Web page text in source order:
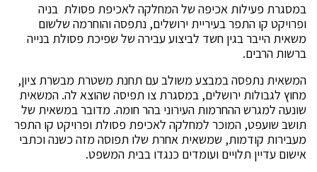
במסגרת פעילות אכיפה של המחלקה לאכיפת פסולת בניה
ופרויקט קו התפר בעיריית ירושלים, נתפסה והוחרמה שלשום
משאית הייבר בגין חשד לביצוע עבירה של שפיכת פסולת בנייה
ברשות הרבים.
המשאית נתפסה במבצע משולב עם תחנת משטרת מבשרת ציון,
מחוץ לגבולות ירושלים, במסגרת צו תפיסה שהוצא לה. המשאית
שונעה למגרש ההחרמות העירוני בהר חומה. מדובר במשאית של
תושב שועפט, המוכר למחלקה לאכיפת פסולת ופרויקט קו התפר
מעבירות קודמות, שמשאית אחרת שלו תפוסה מזה כשנה וכתבי
אישום עדיין תלויים ועומדים כנגדו בבית המשפט.